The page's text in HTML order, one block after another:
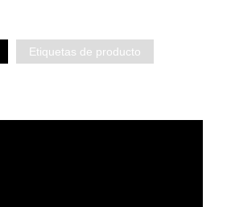
Etiquetas de producto